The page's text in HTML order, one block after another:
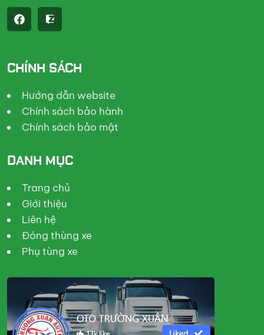
CHÍNH SÁCH
Hướng dẫn website
Chính sách bảo hành
Chính sách bảo mật
DANH MỤC
Trang chủ
Giới thiệu
Liên hệ
Đóng thùng xe
Phụ tùng xe